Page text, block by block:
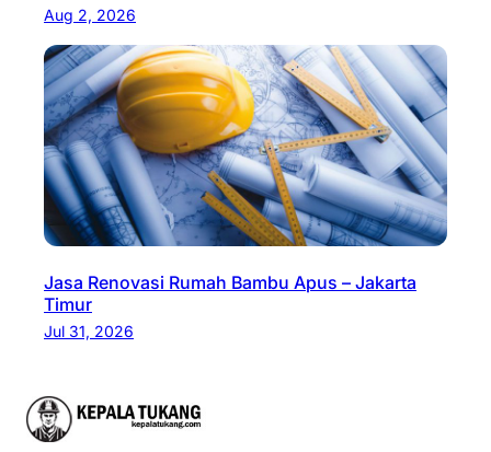
Aug 2, 2026
Jasa Renovasi Rumah Bambu Apus – Jakarta
Timur
Jul 31, 2026